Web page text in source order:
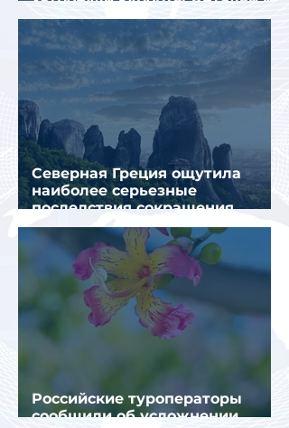
Муглы
Северная Греция ощутила
наиболее серьезные
последствия сокращения
турпотока из России
Российские туроператоры
сообщили об усложнении